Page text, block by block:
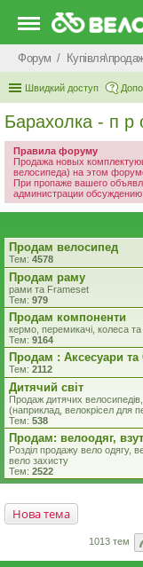
Форум
Швидкий доступ
Барахолка - п р
Правила форуму
Продажа новых
велосипеда) на этом
При пропаже вашего
администрации
Продам велосипед
Тем: 4578
Продам раму
рами та Frameset
Тем: 979
Продам компоненти
кермо, перемикачі, колеса та
Тем: 9164
Продам : Аксесуари
Тем: 2112
Дитячий світ
Продаж дитячих
(наприклад, велокрісел для
Тем: 538
Продам: велоодяг,
Розділ продажу вело одягу,
вело захисту
Тем: 2522
Нова тема
1013 тем